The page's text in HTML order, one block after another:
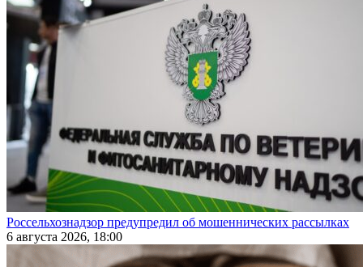
Россельхознадзор предупредил об мошеннических рассылках
6 августа 2026, 18:00